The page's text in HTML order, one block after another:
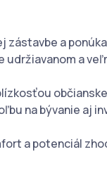
zástavbe a
udržiavanom a
na bývanie aj
a potenciál